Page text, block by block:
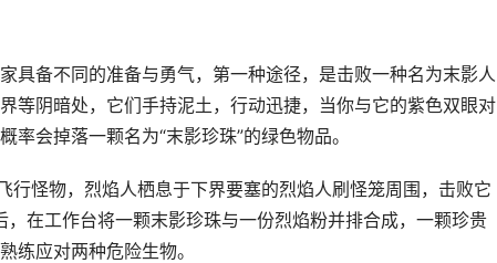
具备不同的准备与勇气，第一种途径，是击败一种名为末影人
等阴暗处，它们手持泥土，行动迅捷，当你与它的紫色双眼对
会掉落一颗名为“末影珍珠”的绿色物品。
行怪物，烈焰人栖息于下界要塞的烈焰人刷怪笼周围，击败它
，在工作台将一颗末影珍珠与一份烈焰粉并排合成，一颗珍贵
练应对两种危险生物。